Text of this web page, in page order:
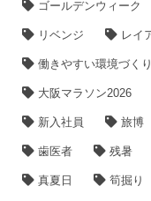
ゴールデンウィーク
リベンジ レイ
働きやすい環境づくり
大阪マラソン2026
新入社員 旅博
歯医者 残暑
真夏日 筍掘り